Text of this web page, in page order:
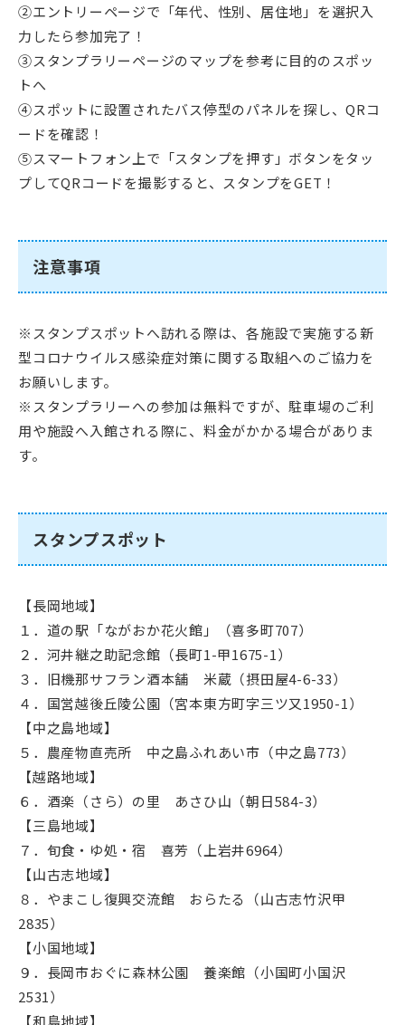
②エントリーページで「年代、性別、居住地」を選択入
力したら参加完了！
③スタンプラリーページのマップを参考に目的のスポッ
トへ
④スポットに設置されたバス停型のパネルを探し、QRコ
ードを確認！
⑤スマートフォン上で「スタンプを押す」ボタンをタッ
プしてQRコードを撮影すると、スタンプをGET！
注意事項
※スタンプスポットへ訪れる際は、各施設で実施する新
型コロナウイルス感染症対策に関する取組へのご協力を
お願いします。
※スタンプラリーへの参加は無料ですが、駐車場のご利
用や施設へ入館される際に、料金がかかる場合がありま
す。
スタンプスポット
【長岡地域】
１．道の駅「ながおか花火館」（喜多町707）
２．河井継之助記念館（長町1-甲1675-1）
３．旧機那サフラン酒本舗 米蔵（摂田屋4-6-33）
４．国営越後丘陵公園（宮本東方町字三ツ又1950-1）
【中之島地域】
５．農産物直売所 中之島ふれあい市（中之島773）
【越路地域】
６．酒楽（さら）の里 あさひ山（朝日584-3）
【三島地域】
７．旬食・ゆ処・宿 喜芳（上岩井6964）
【山古志地域】
８．やまこし復興交流館 おらたる（山古志竹沢甲
2835）
【小国地域】
９．長岡市おぐに森林公園 養楽館（小国町小国沢
2531）
【和島地域】